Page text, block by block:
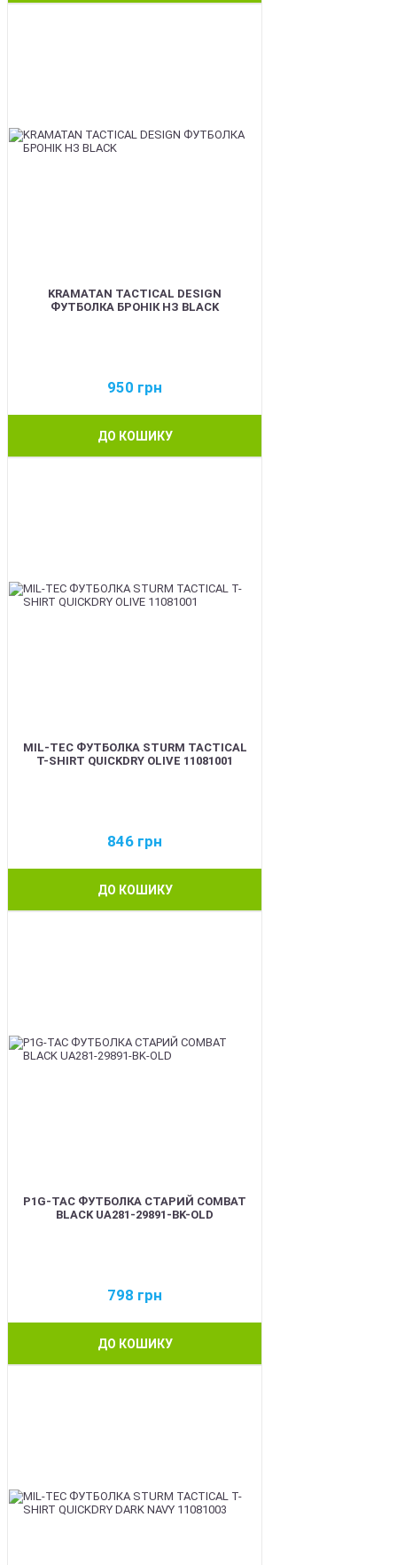
KRAMATAN TACTICAL DESIGN
ФУТБОЛКА БРОНІК НЗ BLACK
950 грн
ДО КОШИКУ
MIL-TEC ФУТБОЛКА STURM TACTICAL
T-SHIRT QUICKDRY OLIVE 11081001
846 грн
ДО КОШИКУ
P1G-TAC ФУТБОЛКА СТАРИЙ COMBAT
BLACK UA281-29891-BK-OLD
798 грн
ДО КОШИКУ